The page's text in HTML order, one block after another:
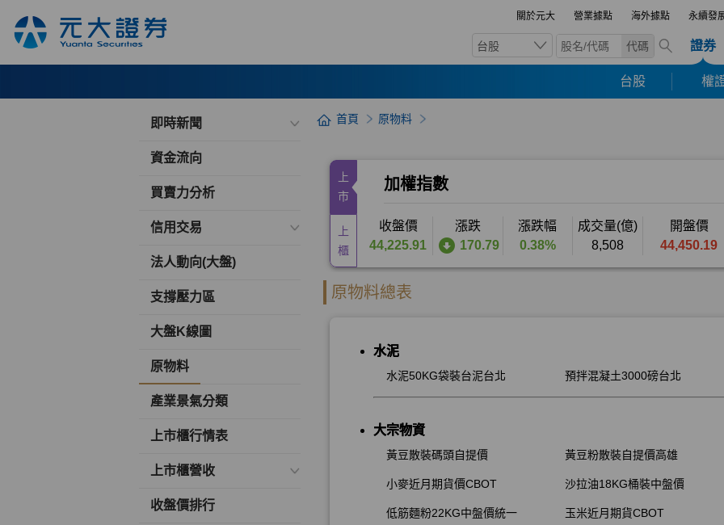
關於元大 營業據點 海外據點 永續發
台股 代碼 證券
台股 權
即時新聞
資金流向
買賣力分析
信用交易
法人動向(大盤)
支撐壓力區
大盤K線圖
原物料
產業景氣分類
上市櫃行情表
上市櫃營收
收盤價排行
首頁 原物料